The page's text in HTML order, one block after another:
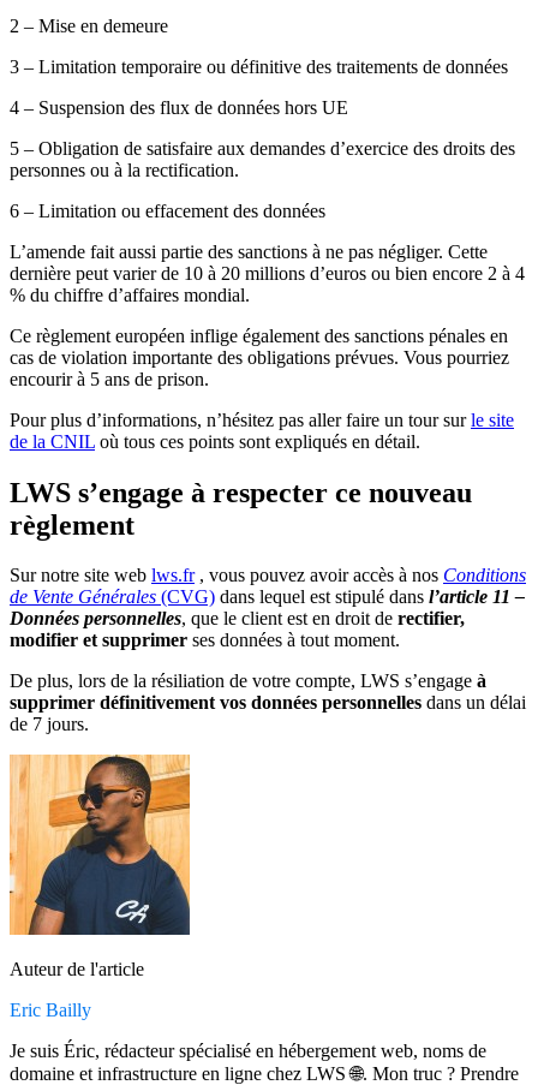
2 – Mise en demeure
3 – Limitation temporaire ou définitive des traitements de données
4 – Suspension des flux de données hors UE
5 – Obligation de satisfaire aux demandes d’exercice des droits des
personnes ou à la rectification.
6 – Limitation ou effacement des données
L’amende fait aussi partie des sanctions à ne pas négliger. Cette
dernière peut varier de 10 à 20 millions d’euros ou bien encore 2 à 4
% du chiffre d’affaires mondial.
Ce règlement européen inflige également des sanctions pénales en
cas de violation importante des obligations prévues. Vous pourriez
encourir à 5 ans de prison.
Pour plus d’informations, n’hésitez pas aller faire un tour surle site
de la CNIL où tous ces points sont expliqués en détail.
LWS s’engage à respecter ce nouveau
règlement
Sur notre site web lws.fr, vous pouvez avoir accès à nos Conditions
de Vente Générales (CVG) dans lequel est stipulé dans l’article 11 –
Données personnelles, que le client est en droit de rectifier,
modifier et supprimer ses données à tout moment.
De plus, lors de la résiliation de votre compte, LWS s’engage à
supprimer définitivement vos données personnelles dans un délai
de 7 jours.
Auteur de l'article
Eric Bailly
Je suis Éric, rédacteur spécialisé en hébergement web, noms de
domaine et infrastructure en ligne chez LWS 🌐. Mon truc ? Prendre